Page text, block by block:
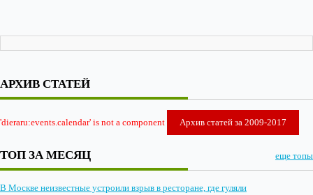
АРХИВ СТАТЕЙ
'dieraru:events.calendar' is not a component Архив статей за 2009-2017
ТОП ЗА МЕСЯЦ еще топы
В Москве неизвестные устроили взрыв в ресторане, где гуляли